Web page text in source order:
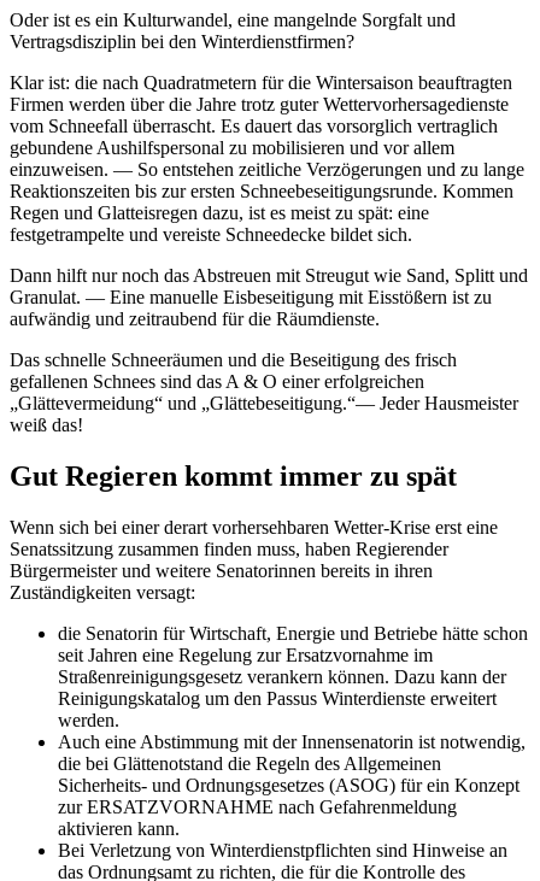
Oder ist es ein Kulturwandel, eine mangelnde Sorgfalt und
Vertragsdisziplin bei den Winterdienstfirmen?
Klar ist: die nach Quadratmetern für die Wintersaison beauftragten
Firmen werden über die Jahre trotz guter Wettervorhersagedienste
vom Schneefall überrascht. Es dauert das vorsorglich vertraglich
gebundene Aushilfspersonal zu mobilisieren und vor allem
einzuweisen. — So entstehen zeitliche Verzögerungen und zu lange
Reaktionszeiten bis zur ersten Schneebeseitigungsrunde. Kommen
Regen und Glatteisregen dazu, ist es meist zu spät: eine
festgetrampelte und vereiste Schneedecke bildet sich.
Dann hilft nur noch das Abstreuen mit Streugut wie Sand, Splitt und
Granulat. — Eine manuelle Eisbeseitigung mit Eisstößern ist zu
aufwändig und zeitraubend für die Räumdienste.
Das schnelle Schneeräumen und die Beseitigung des frisch
gefallenen Schnees sind das A & O einer erfolgreichen
„Glättevermeidung“ und „Glättebeseitigung.“— Jeder Hausmeister
weiß das!
Gut Regieren kommt immer zu spät
Wenn sich bei einer derart vorhersehbaren Wetter-Krise erst eine
Senatssitzung zusammen finden muss, haben Regierender
Bürgermeister und weitere Senatorinnen bereits in ihren
Zuständigkeiten versagt:
die Senatorin für Wirtschaft, Energie und Betriebe hätte schon
seit Jahren eine Regelung zur Ersatzvornahme im
Straßenreinigungsgesetz verankern können. Dazu kann der
Reinigungskatalog um den Passus Winterdienste erweitert
werden.
Auch eine Abstimmung mit der Innensenatorin ist notwendig,
die bei Glättenotstand die Regeln des Allgemeinen
Sicherheits- und Ordnungsgesetzes (ASOG) für ein Konzept
zur ERSATZVORNAHME nach Gefahrenmeldung
aktivieren kann.
Bei Verletzung von Winterdienstpflichten sind Hinweise an
das Ordnungsamt zu richten, die für die Kontrolle des